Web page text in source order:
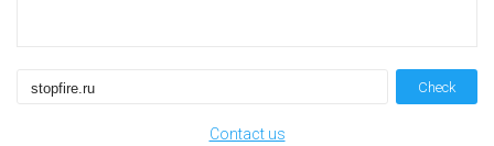
Check
Contact us